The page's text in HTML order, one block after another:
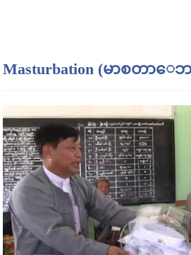
Masturbation (မာစတာေ